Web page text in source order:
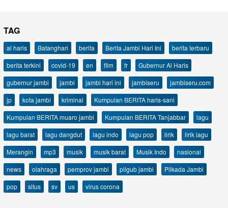
TAG
al haris Batanghari berita Berita Jambi Hari Ini
berita terbaru
berita terkini
covid-19 en film fr
Gubernur Al Haris
gubernur jambi
jambi jambi hari ini jambiseru
jambiseru.com
jp
kota jambi kriminal
Kumpulan BERITA haris-sani
Kumpulan BERITA muaro jambi
Kumpulan BERITA Tanjabbar
lagu
lagu barat
lagu dangdut lagu indo lagu pop lirik
lirik lagu
Merangin
mp3 musik musik barat Musik Indo
nasional
news
olahraga pemprov jambi pilgub jambi
Pilkada Jambi
pop
situs sv us virus corona